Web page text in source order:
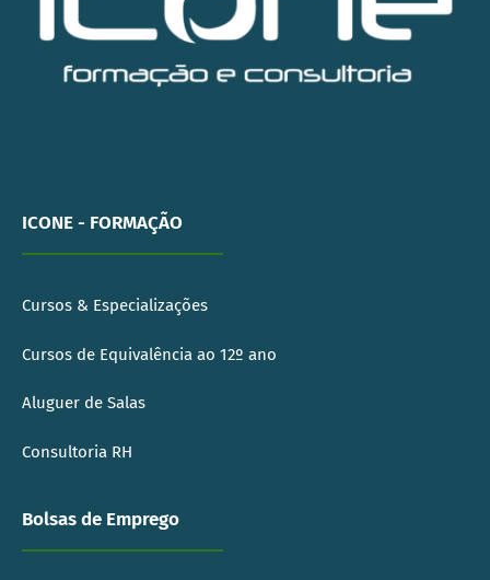
ICONE - FORMAÇÃO
Cursos & Especializações
Cursos de Equivalência ao 12º ano
Aluguer de Salas
Consultoria RH
Bolsas de Emprego